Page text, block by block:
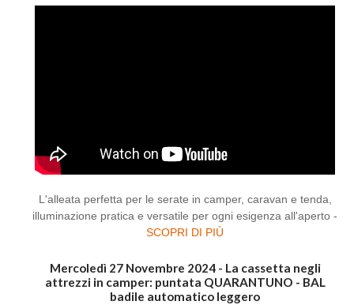
L'alleata perfetta per le serate in camper, caravan e tenda,
illuminazione pratica e versatile per ogni esigenza all'aperto -
SCOPRI DI PIÙ
Mercoledì 27 Novembre 2024 - La cassetta negli
attrezzi in camper: puntata QUARANTUNO - BAL
badile automatico leggero